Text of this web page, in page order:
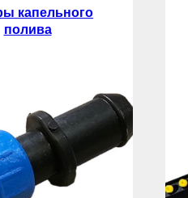
капельного
полива